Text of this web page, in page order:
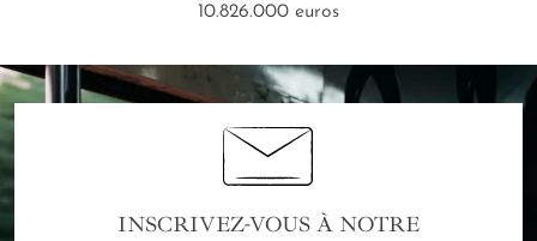
10.826.000 euros
INSCRIVEZ-VOUS À NOTRE